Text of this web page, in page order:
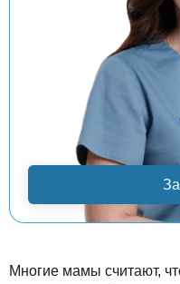
Многие мамы считают,